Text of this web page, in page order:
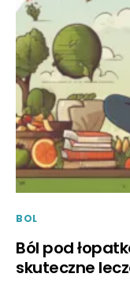
BOL
Ból pod
skuteczne